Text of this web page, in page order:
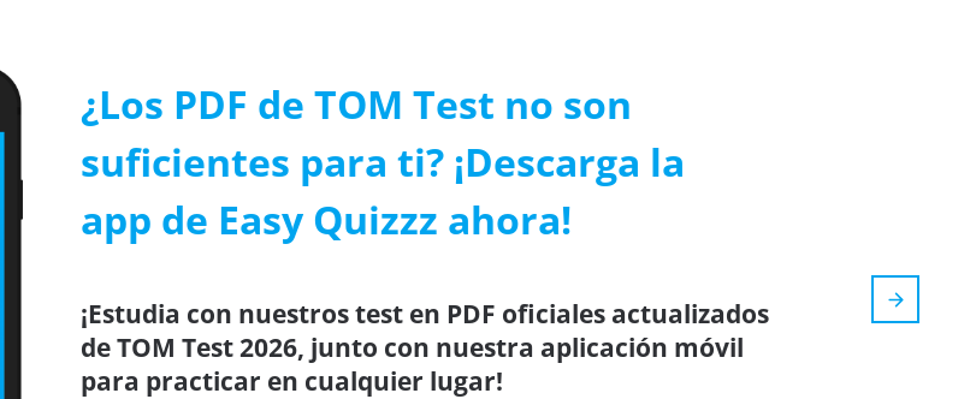
¿Los PDF de TOM Test no son
suficientes para ti? ¡Descarga la
app de Easy Quizzz ahora!
¡Estudia con nuestros test en PDF oficiales actualizados
de TOM Test 2026, junto con nuestra aplicación móvil
para practicar en cualquier lugar!